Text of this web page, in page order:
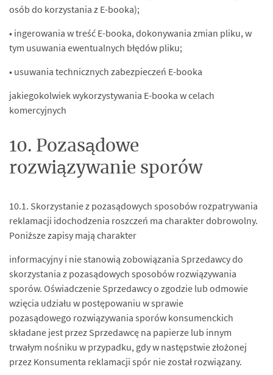
osób do korzystania z E-booka);
• ingerowania w treść E-booka, dokonywania zmian pliku, w
tym usuwania ewentualnych błędów pliku;
• usuwania technicznych zabezpieczeń E-booka
jakiegokolwiek wykorzystywania E-booka w celach
komercyjnych
10. Pozasądowe
rozwiązywanie sporów
10.1. Skorzystanie z pozasądowych sposobów rozpatrywania
reklamacji idochodzenia roszczeń ma charakter dobrowolny.
Poniższe zapisy mają charakter
informacyjny i nie stanowią zobowiązania Sprzedawcy do
skorzystania z pozasądowych sposobów rozwiązywania
sporów. Oświadczenie Sprzedawcy o zgodzie lub odmowie
wzięcia udziału w postępowaniu w sprawie
pozasądowego rozwiązywania sporów konsumenckich
składane jest przez Sprzedawcę na papierze lub innym
trwałym nośniku w przypadku, gdy w następstwie złożonej
przez Konsumenta reklamacji spór nie został rozwiązany.